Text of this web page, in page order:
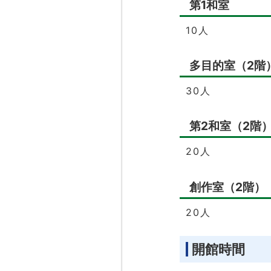
第1和室
10人
多目的室（2階
30人
第2和室（2階
20人
創作室（2階）
20人
開館時間